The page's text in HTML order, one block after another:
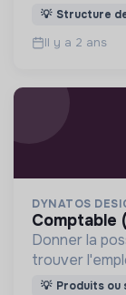
et estime
💡 Structure de
Il y a 2 ans
DYNATOS
Donner la
trouver
travail
💡 Produits ou